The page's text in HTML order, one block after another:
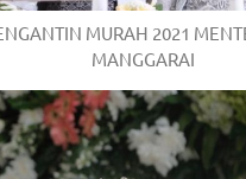
MURAH 2021
MANGGARAI